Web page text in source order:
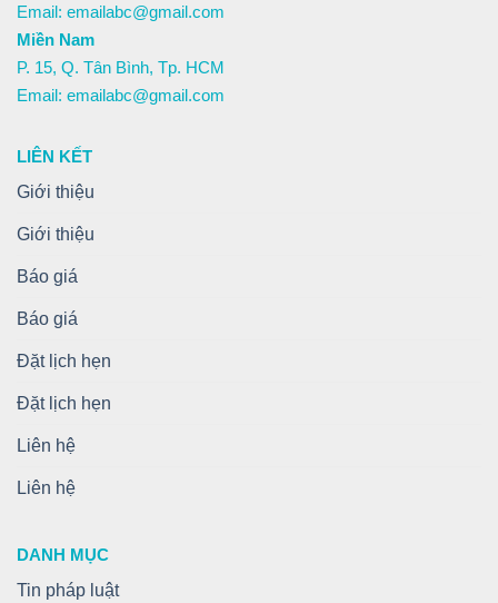
Email: emailabc@gmail.com
Miền Nam
P. 15, Q. Tân Bình, Tp. HCM
Email: emailabc@gmail.com
LIÊN KẾT
Giới thiệu
Giới thiệu
Báo giá
Báo giá
Đặt lịch hẹn
Đặt lịch hẹn
Liên hệ
Liên hệ
DANH MỤC
Tin pháp luật